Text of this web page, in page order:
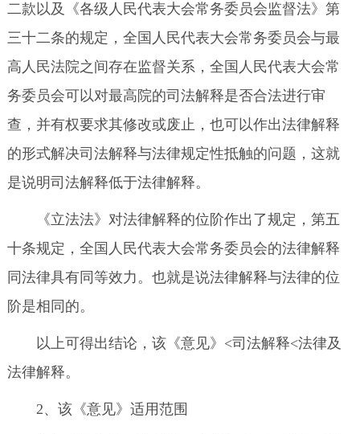
二款以及《各级人民代表大会常务委员会监督法》第
三十二条的规定，全国人民代表大会常务委员会与最
高人民法院之间存在监督关系，全国人民代表大会常
务委员会可以对最高院的司法解释是否合法进行审
查，并有权要求其修改或废止，也可以作出法律解释
的形式解决司法解释与法律规定性抵触的问题，这就
是说明司法解释低于法律解释。
《立法法》对法律解释的位阶作出了规定，第五
十条规定，全国人民代表大会常务委员会的法律解释
同法律具有同等效力。也就是说法律解释与法律的位
阶是相同的。
以上可得出结论，该《意见》<司法解释<法律及
法律解释。
2、该《意见》适用范围